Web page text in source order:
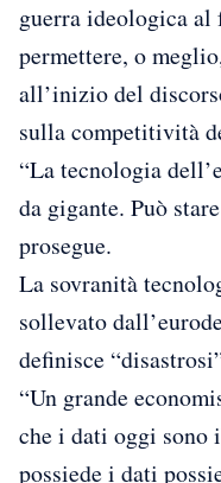
guerra ideologica
permettere, o
all’inizio del
sulla competitività
“La tecnologia
da gigante. Può
prosegue.
La sovranità
sollevato
definisce
“Un grande
che i dati oggi sono
possiede i dati